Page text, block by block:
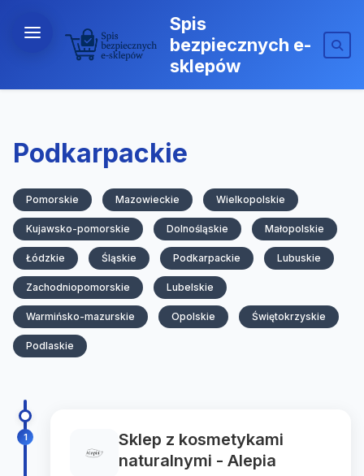
Spis
bezpiecznych e-
sklepów
Podkarpackie
Pomorskie Mazowieckie Wielkopolskie
Kujawsko-pomorskie Dolnośląskie Małopolskie
Łódzkie Śląskie Podkarpackie Lubuskie
Zachodniopomorskie Lubelskie
Warmińsko-mazurskie Opolskie Świętokrzyskie
Podlaskie
1
Sklep z kosmetykami
naturalnymi - Alepia